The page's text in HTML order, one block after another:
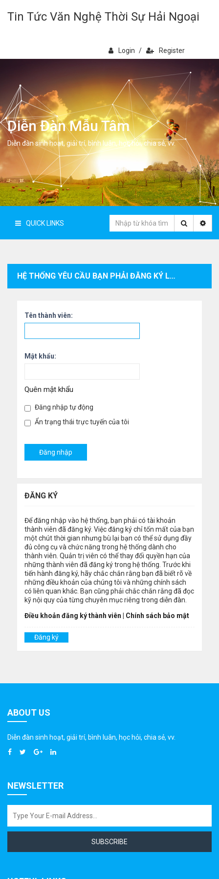
Tin Tức Văn Nghệ Thời Sự Hải Ngoại
Login / Register
Diễn Đàn Mẫu Tâm
Diễn đàn sinh hoạt, giải trí, bình luân, học hỏi, chia sẻ, vv.
QUICK LINKS
HỆ THỐNG YÊU CẦU BẠN PHẢI ĐĂNG KÝ LÀM THÀNH VIÊN VÀ ĐĂNG NHẬP VÀO HỆ THỐNG ĐỂ XEM THÔNG TIN CÁ NHÂN CỦA THÀNH VIÊN.
Tên thành viên:
Mật khẩu:
Quên mật khẩu
Đăng nhập tự động
Ẩn trạng thái trực tuyến của tôi
ĐĂNG KÝ
Để đăng nhập vào hệ thống, bạn phải có tài khoản
thành viên đã đăng ký. Việc đăng ký chỉ tốn mất của bạn
một chút thời gian nhưng bù lại bạn có thể sử dụng đầy
đủ công cụ và chức năng trong hệ thống dành cho
thành viên. Quản trị viên có thể thay đổi quyền hạn của
những thành viên đã đăng ký trong hệ thống. Trước khi
tiến hành đăng ký, hãy chắc chắn rằng bạn đã biết rõ về
những điều khoản của chúng tôi và những chính sách
có liên quan khác. Bạn cũng phải chắc chắn rằng đã đọc
kỹ nội quy của từng chuyên mục riêng trong diễn đàn.
Điều khoản đăng ký thành viên
Chính sách bảo mật
Đăng ký
ABOUT US
Diễn đàn sinh hoạt, giải trí, bình luân, học hỏi, chia sẻ, vv.
NEWSLETTER
SUBSCRIBE